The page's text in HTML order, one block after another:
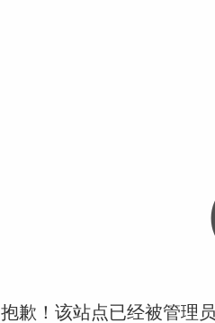
抱歉！该站点已经被管理